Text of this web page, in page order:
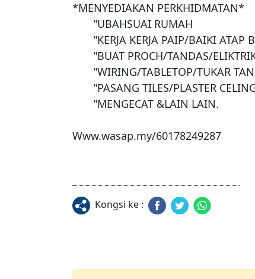
*MENYEDIAKAN PERKHIDMATAN*
Www.wasap.my/60178249287
Kongsi ke :